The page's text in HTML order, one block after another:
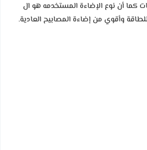
كما أن نوع الإضاءة المستخدمه هو ال